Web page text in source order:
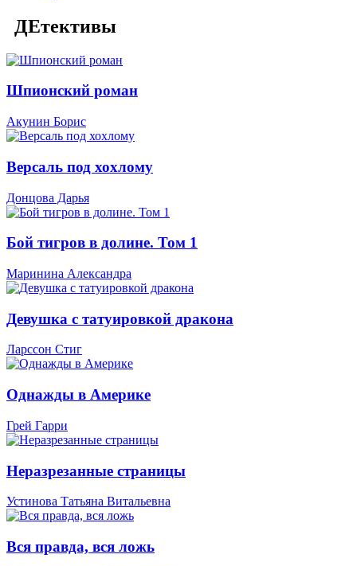
ДЕтективы
Шпионский роман
Акунин Борис
Версаль под хохлому
Донцова Дарья
Бой тигров в долине. Том 1
Маринина Александра
Девушка с татуировкой дракона
Ларссон Стиг
Однажды в Америке
Грей Гарри
Неразрезанные страницы
Устинова Татьяна Витальевна
Вся правда, вся ложь